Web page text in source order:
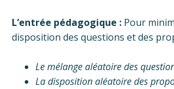
L’entrée pédagogique : Pour
disposition des questions et des
Le mélange aléatoire des
La disposition aléatoire des